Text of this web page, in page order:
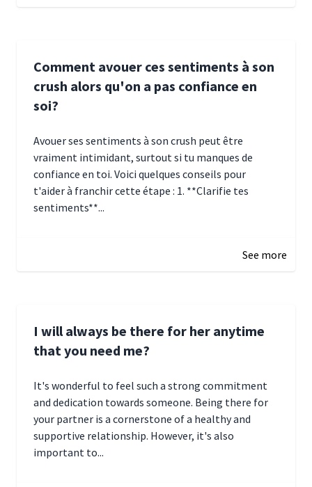
Comment avouer ces sentiments à son
crush alors qu'on a pas confiance en
soi?
Avouer ses sentiments à son crush peut être
vraiment intimidant, surtout si tu manques de
confiance en toi. Voici quelques conseils pour
t'aider à franchir cette étape : 1. **Clarifie tes
sentiments**...
See more
I will always be there for her anytime
that you need me?
It's wonderful to feel such a strong commitment
and dedication towards someone. Being there for
your partner is a cornerstone of a healthy and
supportive relationship. However, it's also
important to...